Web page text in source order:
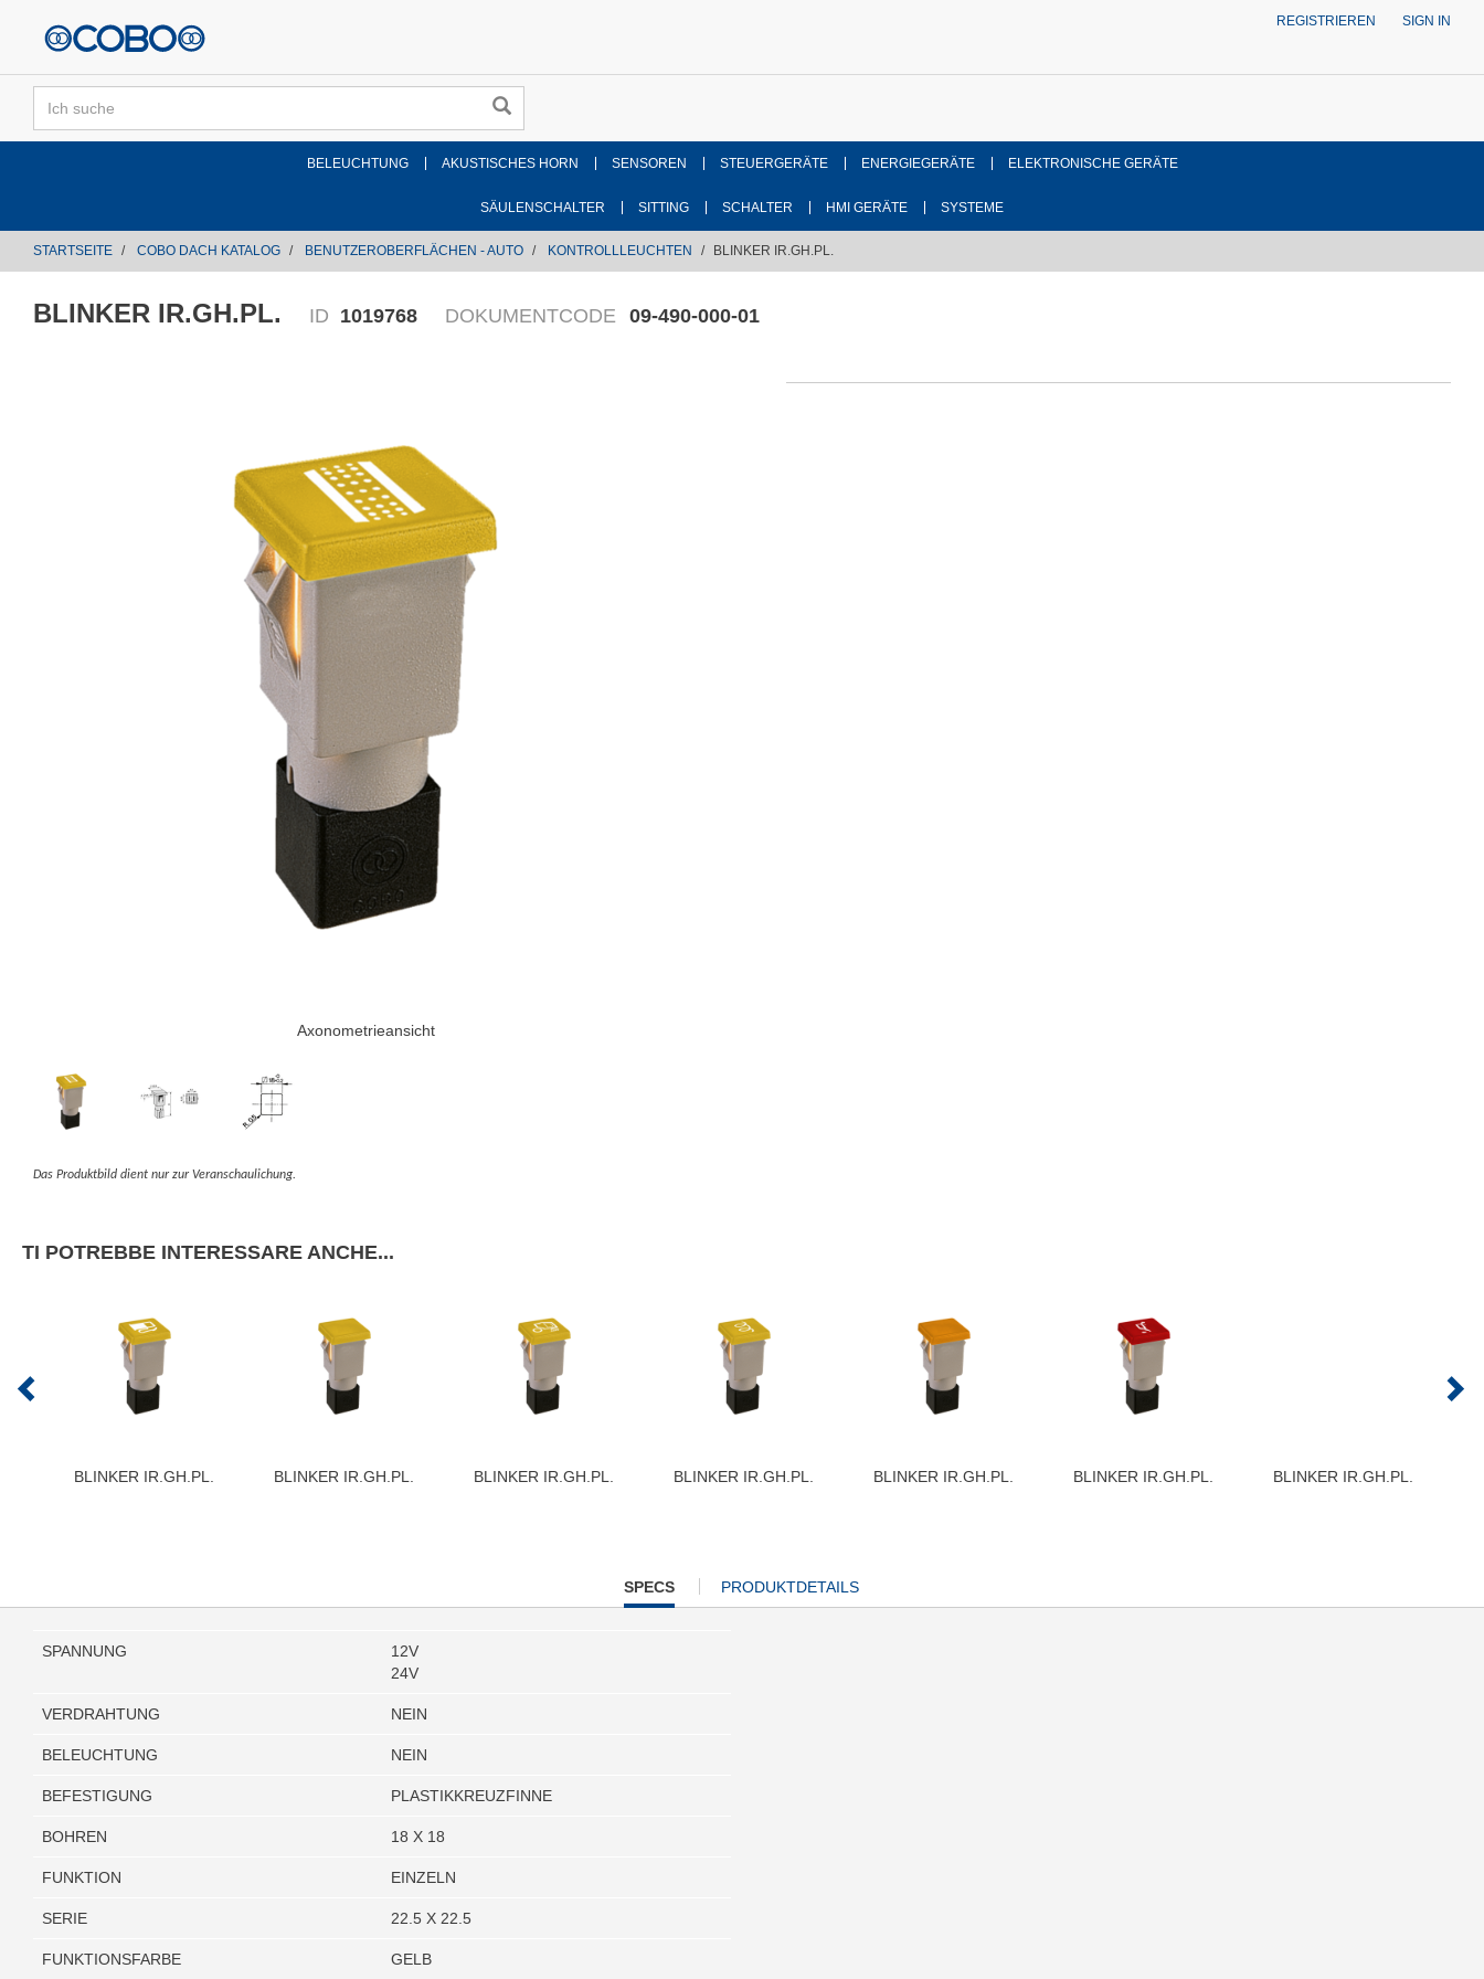
REGISTRIEREN SIGN IN
BELEUCHTUNG AKUSTISCHES HORN SENSOREN STEUERGERÄTE ENERGIEGERÄTE ELEKTRONISCHE GERÄTE
SÄULENSCHALTER SITTING SCHALTER HMI GERÄTE SYSTEME
STARTSEITE COBO DACH KATALOG BENUTZEROBERFLÄCHEN - AUTO KONTROLLLEUCHTEN BLINKER IR.GH.PL.
BLINKER IR.GH.PL. ID 1019768 DOKUMENTCODE 09-490-000-01
Axonometrieansicht
Das Produktbild dient nur zur Veranschaulichung.
TI POTREBBE INTERESSARE ANCHE...
BLINKER IR.GH.PL. BLINKER IR.GH.PL. BLINKER IR.GH.PL. BLINKER IR.GH.PL. BLINKER IR.GH.PL. BLINKER IR.GH.PL. BLINKER IR.GH.PL.
CURRENT
TAB:
SPECS PRODUKTDETAILS
SPANNUNG
12V
24V
VERDRAHTUNG NEIN
BELEUCHTUNG NEIN
BEFESTIGUNG PLASTIKKREUZFINNE
BOHREN 18 X 18
FUNKTION EINZELN
SERIE 22.5 X 22.5
FUNKTIONSFARBE GELB